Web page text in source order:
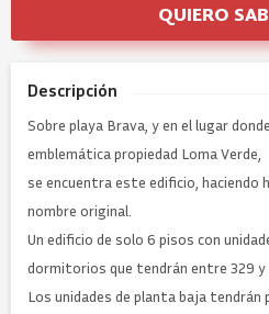
QUIERO
Descripción
Sobre playa Brava, y en el lugar
emblemática propiedad Loma Verde,
se encuentra este edificio, haciendo
nombre original.
Un edificio de solo 6 pisos con
dormitorios que tendrán entre 329
Los unidades de planta baja tendrán